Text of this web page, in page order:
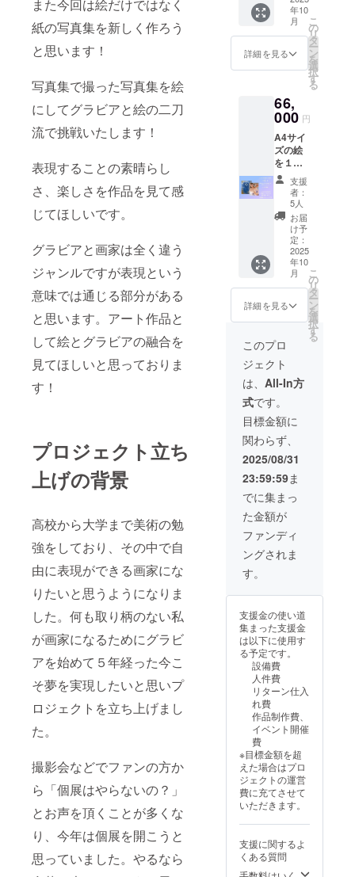
また今回は絵だけではなく
紙の写真集を新しく作ろう
と思います！
写真集で撮った写真集を絵
にしてグラビアと絵の二刀
流で挑戦いたします！
表現することの素晴らし
さ、楽しさを作品を見て感
じてほしいです。
グラビアと画家は全く違う
ジャンルですが表現という
意味では通じる部分がある
と思います。アート作品と
して絵とグラビアの融合を
見てほしいと思っておりま
す！
プロジェクト立ち
上げの背景
高校から大学まで美術の勉
強をしており、その中で自
由に表現ができる画家にな
りたいと思うようになりま
した。何も取り柄のない私
が画家になるためにグラビ
アを始めて５年経った今こ
そ夢を実現したいと思いプ
ロジェクトを立ち上げまし
た。
撮影会などでファンの方か
ら「個展はやらないの？」
とお声を頂くことが多くな
り、今年は個展を開こうと
思っていました。やるなら
京都内
のスタ
ジオ）
年10
月
詳細を見る
こ
の
リ
タ
ー
ン
を
選
択
す
る
66,
000 円
A4サイ
ズの絵
を１点
提供＋
写真集
一冊＋
撮影会
１枠（9
月23
日、東
京都内
スタジ
オ）＋
オフ会2
時間
支援
者：
5人
お届
け予
定：
2025
年10
月
詳細を見る
こ
の
リ
タ
ー
ン
を
選
択
す
る
このプロ
ジェクト
は、 All-In方
式です。
目標金額に
関わらず、
2025/08/31
23:59:59ま
でに集まっ
た金額が
ファンディ
ングされま
す。
支援金の使い道
集まった支援金
は以下に使用す
る予定です。
設備費
人件費
リターン仕入
れ費
作品制作費、
イベント開催
費
※目標金額を超
えた場合はプロ
ジェクトの運営
費に充てさせて
いただきます。
支援に関するよ
くある質問